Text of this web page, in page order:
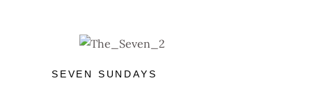
SEVEN SUNDAYS